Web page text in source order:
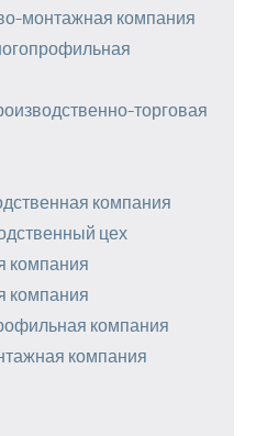
монтажная компания
торговая
компания
цех
компания
компания
компания
компания